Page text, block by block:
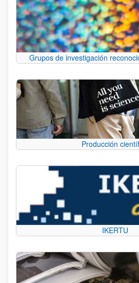
Grupos de investigación
Producción
IKERTU